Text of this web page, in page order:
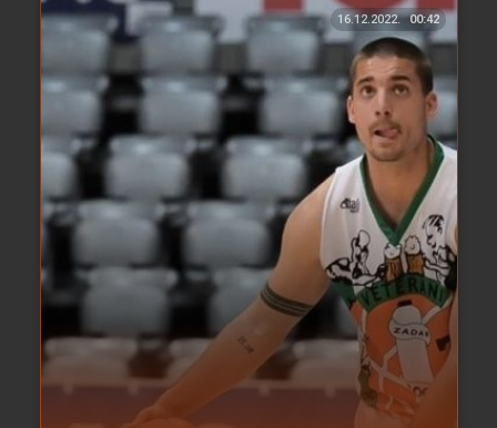
16.12.2022. 00:42